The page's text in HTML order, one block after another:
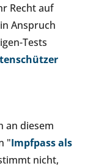
Recht auf
Anspruch
Tests
an diesem
"Impfpass als
nicht,